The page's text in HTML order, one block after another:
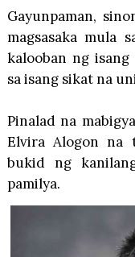
Gayunpaman,
magsasaka mula
kalooban ng
sa isang sikat na
Pinalad na
Elvira Alogon na
bukid ng
pamilya.